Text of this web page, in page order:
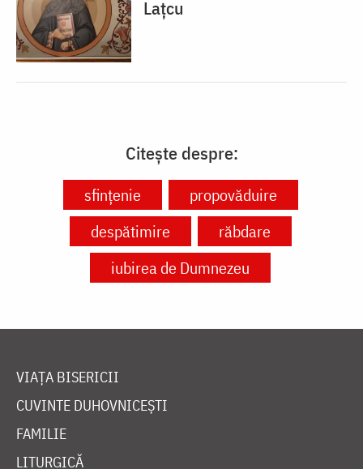
Lațcu
Citește despre:
sfințenie
propovăduire
despătimire
răbdare
iubirea de Dumnezeu
VIAȚA BISERICII
CUVINTE DUHOVNICEȘTI
FAMILIE
LITURGICĂ